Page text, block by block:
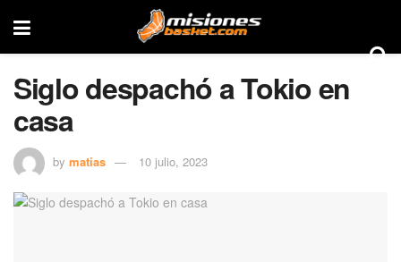
Siglo despachó a Tokio en
casa
by matias 10 julio, 2023